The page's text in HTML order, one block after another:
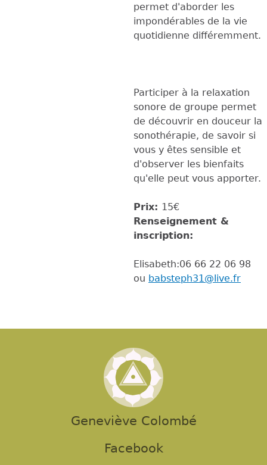
permet d'aborder les
impondérables de la vie
quotidienne différemment.
Participer à la relaxation
sonore de groupe permet
de découvrir en douceur la
sonothérapie, de savoir si
vous y êtes sensible et
d'observer les bienfaits
qu'elle peut vous apporter.
Prix: 15€
Renseignement &
inscription:
Elisabeth:06 66 22 06 98
ou babsteph31@live.fr
Geneviève Colombé
Facebook